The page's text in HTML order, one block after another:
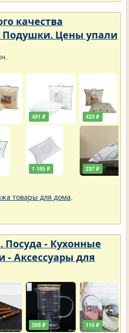
качества
Подушки. Цены упали
491 ₽
1 185 ₽
423 ₽
237 ₽
товары для дома.
Посуда - Кухонные
- Аксессуары для
299 ₽ 116 ₽